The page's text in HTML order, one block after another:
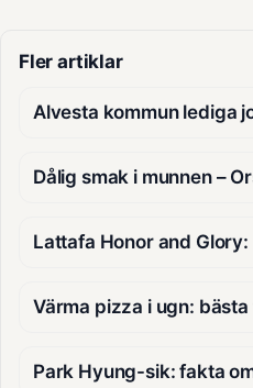
Fler artiklar
Alvesta kommun lediga
Dålig smak i munnen –
Lattafa Honor and
Värma pizza i ugn:
Park Hyung-sik: fakta